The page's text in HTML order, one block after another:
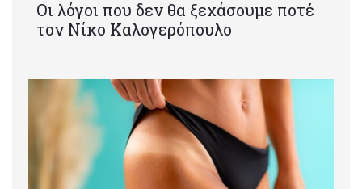
Οι λόγοι που δεν θα ξεχάσουμε ποτέ
τον Νίκο Καλογερόπουλο